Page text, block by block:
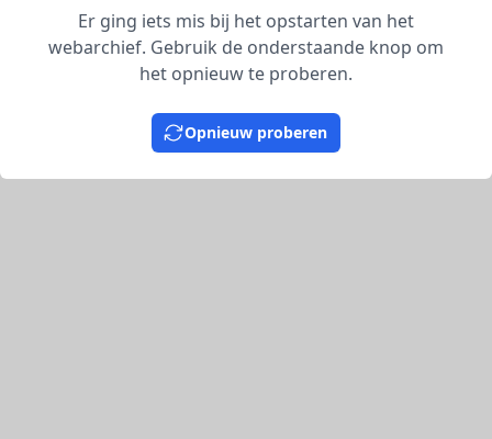
Er ging iets mis bij het opstarten van het
webarchief. Gebruik de onderstaande knop om
het opnieuw te proberen.
Opnieuw proberen